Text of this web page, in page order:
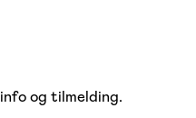
og tilmelding.